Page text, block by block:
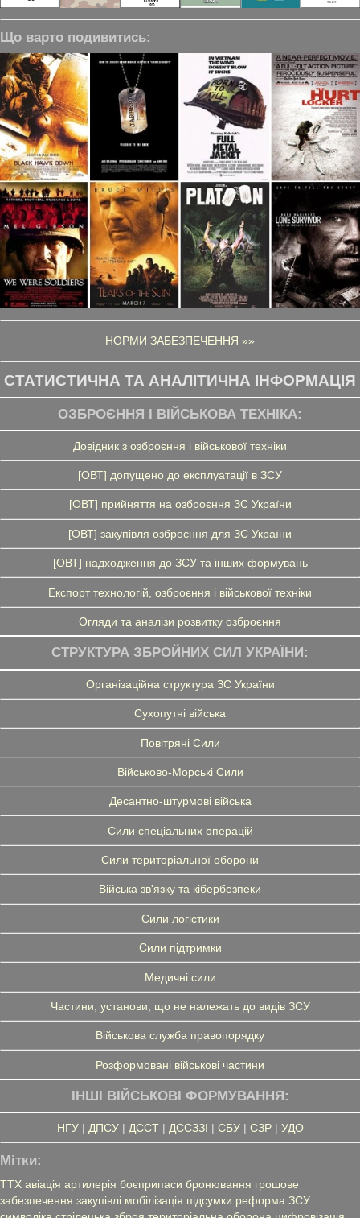
Що варто подивитись:
НОРМИ ЗАБЕЗПЕЧЕННЯ »»
СТАТИСТИЧНА ТА АНАЛІТИЧНА ІНФОРМАЦІЯ
ОЗБРОЄННЯ І ВІЙСЬКОВА ТЕХНІКА:
Довідник з озброєння і військової техніки
[ОВТ] допущено до експлуатації в ЗСУ
[ОВТ] прийняття на озброєння ЗС України
[ОВТ] закупівля озброєння для ЗС України
[ОВТ] надходження до ЗСУ та інших формувань
Експорт технологій, озброєння і військової техніки
Огляди та аналізи розвитку озброєння
СТРУКТУРА ЗБРОЙНИХ СИЛ УКРАЇНИ:
Організаційна структура ЗС України
Сухопутні війська
Повітряні Сили
Військово-Морські Сили
Десантно-штурмові війська
Сили спеціальних операцій
Сили територіальної оборони
Війська зв'язку та кібербезпеки
Сили логістики
Сили підтримки
Медичні сили
Частини, установи, що не належать до видів ЗСУ
Військова служба правопорядку
Розформовані військові частини
ІНШІ ВІЙСЬКОВІ ФОРМУВАННЯ:
НГУ| ДПСУ| ДССТ| ДССЗЗІ | СБУ| СЗР| УДО
Мітки:
ТТХ авіація артилерія боєприпаси бронювання грошове
забезпечення закупівлі мобілізація підсумки реформа ЗСУ